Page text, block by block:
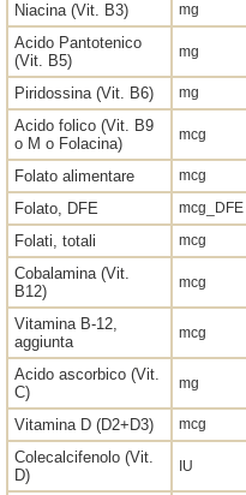
Niacina (Vit. B3) mg
Acido Pantotenico
(Vit. B5)
mg
Piridossina (Vit. B6) mg
Acido folico (Vit. B9
o M o Folacina)
mcg
Folato alimentare mcg
Folato, DFE mcg_DFE
Folati, totali mcg
Cobalamina (Vit.
B12)
mcg
Vitamina B-12,
aggiunta
mcg
Acido ascorbico (Vit.
C)
mg
Vitamina D (D2+D3) mcg
Colecalcifenolo (Vit.
D)
IU